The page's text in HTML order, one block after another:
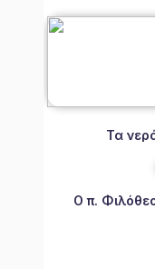
Τα
Ο π.